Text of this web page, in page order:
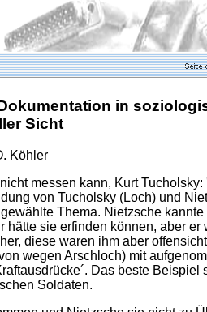
in
Sicht
Köhler
messen kann, Kurt
von Tucholsky (Loch) und
Thema. Nietzsche
sie erfinden können, aber er
diese waren ihm aber
wegen Arschloch) mit
Das beste
Soldaten.